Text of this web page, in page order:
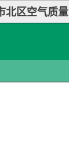
北区空气质量